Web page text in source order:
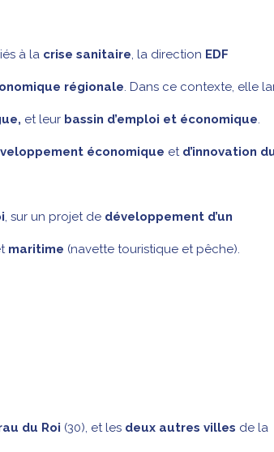
à la crise sanitaire, la direction EDF
régionale. Dans ce contexte, elle
et leur bassin d’emploi et économique.
économique et d’innovation
, sur un projet de développement d’un
maritime (navette touristique et pêche).
du Roi (30), et les deux autres villes de la